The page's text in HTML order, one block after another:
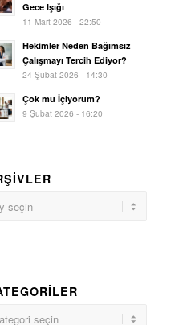
Gece Işığı
11 Mart 2026 - 22:50
Hekimler Neden Bağımsız
Çalışmayı Tercih Ediyor?
24 Şubat 2026 - 14:30
Çok mu İçiyorum?
9 Şubat 2026 - 16:20